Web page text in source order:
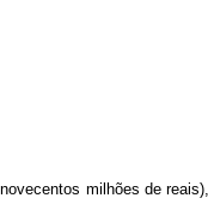
milhões de